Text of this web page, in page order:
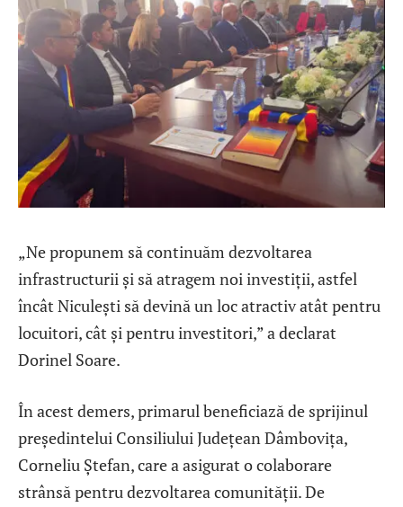
„Ne propunem să continuăm dezvoltarea
infrastructurii și să atragem noi investiții, astfel
încât Niculești să devină un loc atractiv atât pentru
locuitori, cât și pentru investitori,” a declarat
Dorinel Soare.
În acest demers, primarul beneficiază de sprijinul
președintelui Consiliului Județean Dâmbovița,
Corneliu Ștefan, care a asigurat o colaborare
strânsă pentru dezvoltarea comunității. De